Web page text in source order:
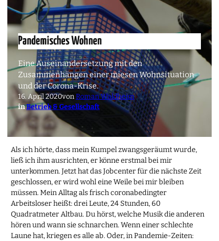
Pandemisches Wohnen
Eine Auseinandersetzung mit den
Zusammenhängen einer miesen Wohnsituation
und der Corona-Krise.
16. April 2020vonRoman Waldheim
inBetrieb & Gesellschaft
Als ich hörte, dass mein Kumpel zwangsgeräumt wurde,
ließ ich ihm ausrichten, er könne erstmal bei mir
unterkommen. Jetzt hat das Jobcenter für die nächste Zeit
geschlossen, er wird wohl eine Weile bei mir bleiben
müssen. Mein Alltag als frisch coronabedingter
Arbeitsloser heißt: drei Leute, 24 Stunden, 60
Quadratmeter Altbau. Du hörst, welche Musik die anderen
hören und wann sie schnarchen. Wenn einer schlechte
Laune hat, kriegen es alle ab. Oder, in Pandemie-Zeiten: